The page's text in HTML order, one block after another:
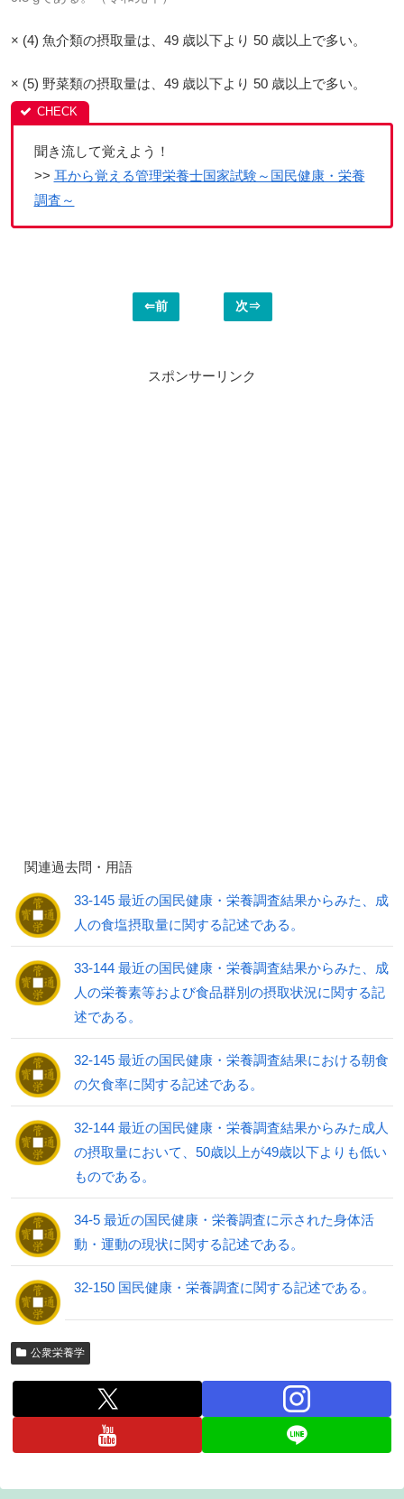
× (4) 魚介類の摂取量は、49 歳以下より 50 歳以上で多い。
× (5) 野菜類の摂取量は、49 歳以下より 50 歳以上で多い。
聞き流して覚えよう！
>> 耳から覚える管理栄養士国家試験～国民健康・栄養
調査～
⇐前 次⇒
スポンサーリンク
関連過去問・用語
33-145 最近の国民健康・栄養調査結果からみた、成
人の食塩摂取量に関する記述である。
33-144 最近の国民健康・栄養調査結果からみた、成
人の栄養素等および食品群別の摂取状況に関する記
述である。
32-145 最近の国民健康・栄養調査結果における朝食
の欠食率に関する記述である。
32-144 最近の国民健康・栄養調査結果からみた成人
の摂取量において、50歳以上が49歳以下よりも低い
ものである。
34-5 最近の国民健康・栄養調査に示された身体活
動・運動の現状に関する記述である。
32-150 国民健康・栄養調査に関する記述である。
公衆栄養学